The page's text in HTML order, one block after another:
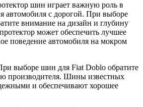
шин играет важную роль в
автомобиля с дорогой. При выборе
внимание на дизайн и глубину
может обеспечить лучшее
поведение автомобиля на мокром
выборе шин для Fiat Doblo обратите
производителя. Шины известных
и обеспечивают хорошее